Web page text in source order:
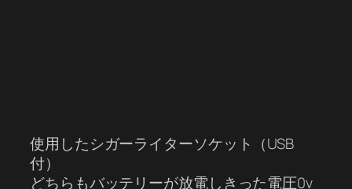
使用したシガーライターソケット（USB
付）
どちらもバッテリーが放電しきった電圧0v